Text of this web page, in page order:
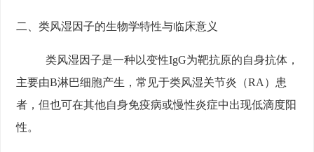
二、类风湿因子的生物学特性与临床意义
类风湿因子是一种以变性IgG为靶抗原的自身抗体，
主要由B淋巴细胞产生，常见于类风湿关节炎（RA）患
者，但也可在其他自身免疫病或慢性炎症中出现低滴度阳
性。